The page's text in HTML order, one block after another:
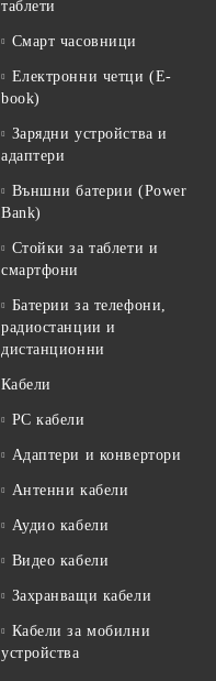
таблети
Смарт часовници
Електронни четци (E-
book)
Зарядни устройства и
адаптери
Външни батерии (Power
Bank)
Стойки за таблети и
смартфони
Батерии за телефони,
радиостанции и
дистанционни
Кабели
PC кабели
Адаптери и конвертори
Антенни кабели
Аудио кабели
Видео кабели
Захранващи кабели
Кабели за мобилни
устройства